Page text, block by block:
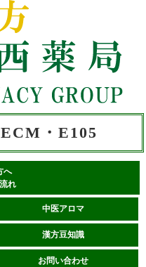
・E105
へ
れ
中医アロマ
漢方豆知識
お問い合わせ